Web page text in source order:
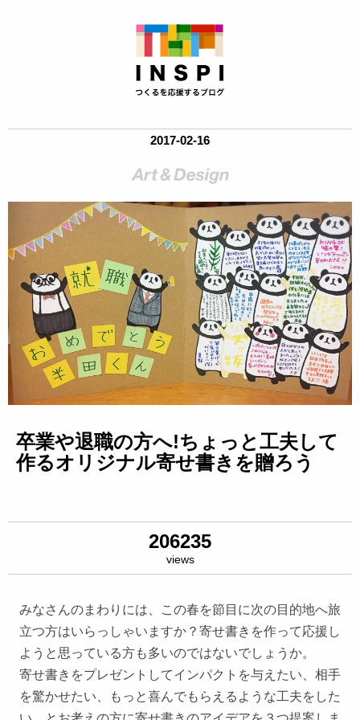
2017-02-16
卒業や退職の方へ!ちょっと工夫して
作るオリジナル寄せ書きを贈ろう
206235
views
みなさんのまわりには、この春を節目に次の目的地へ旅
立つ方はいらっしゃいますか？寄せ書きを作って応援し
ようと思っている方も多いのではないでしょうか。
寄せ書きをプレゼントしてインパクトを与えたい、相手
を驚かせたい、もっと喜んでもらえるような工夫をした